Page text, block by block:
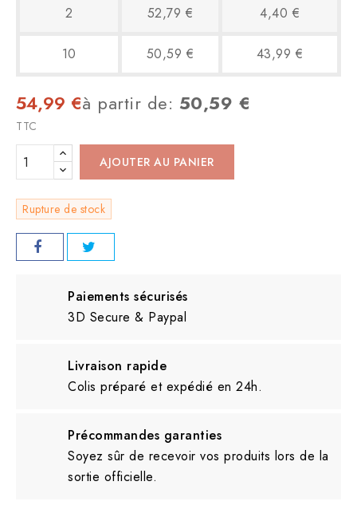
2 52,79 € 4,40 €
10 50,59 € 43,99 €
54,99 €à partir de: 50,59 €
TTC
AJOUTER AU PANIER
Rupture de stock
Paiements sécurisés
3D Secure & Paypal
Livraison rapide
Colis préparé et expédié en 24h.
Précommandes garanties
Soyez sûr de recevoir vos produits lors de la
sortie officielle.